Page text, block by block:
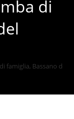
di
famiglia, Bassano del